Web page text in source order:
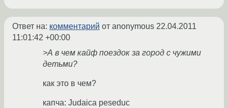
Ответ на: комментарий от anonymous 22.04.2011
11:01:42 +00:00
>А в чем кайф поездок за город с чужими
детьми?
как это в чем?
капча: Judaica peseduc